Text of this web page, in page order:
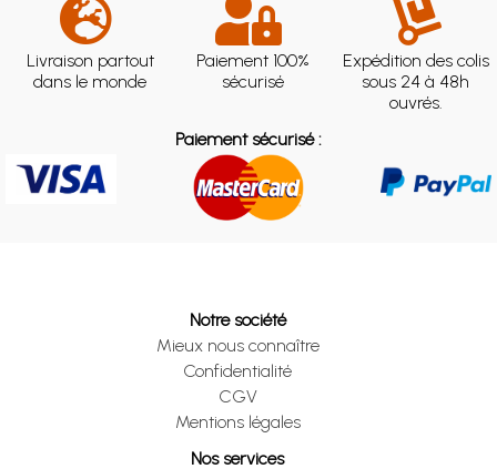
Livraison partout
dans le monde
Paiement 100%
sécurisé
Expédition des colis
sous 24 à 48h
ouvrés.
Paiement sécurisé :
Notre société
Mieux nous connaître
Confidentialité
CGV
Mentions légales
Nos services